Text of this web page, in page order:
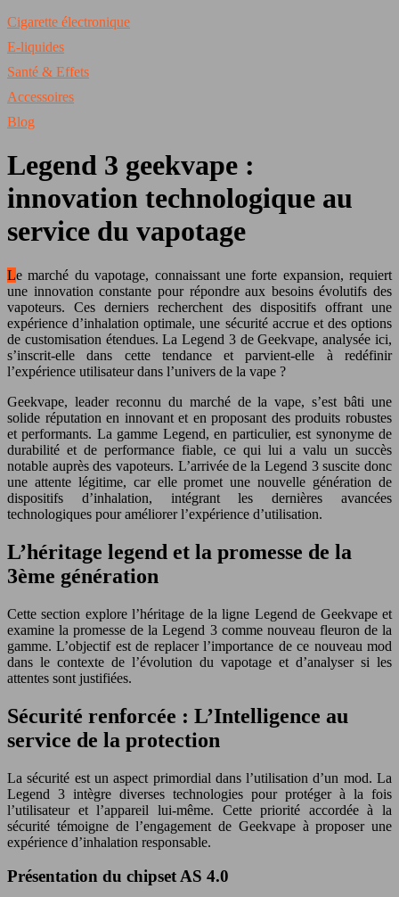
Cigarette électronique
E-liquides
Santé & Effets
Accessoires
Blog
Legend 3 geekvape :
innovation technologique au
service du vapotage
Le marché du vapotage, connaissant une forte expansion, requiert
une innovation constante pour répondre aux besoins évolutifs des
vapoteurs. Ces derniers recherchent des dispositifs offrant une
expérience d’inhalation optimale, une sécurité accrue et des options
de customisation étendues. La Legend 3 de Geekvape, analysée ici,
s’inscrit-elle dans cette tendance et parvient-elle à redéfinir
l’expérience utilisateur dans l’univers de la vape ?
Geekvape, leader reconnu du marché de la vape, s’est bâti une
solide réputation en innovant et en proposant des produits robustes
et performants. La gamme Legend, en particulier, est synonyme de
durabilité et de performance fiable, ce qui lui a valu un succès
notable auprès des vapoteurs. L’arrivée de la Legend 3 suscite donc
une attente légitime, car elle promet une nouvelle génération de
dispositifs d’inhalation, intégrant les dernières avancées
technologiques pour améliorer l’expérience d’utilisation.
L’héritage legend et la promesse de la
3ème génération
Cette section explore l’héritage de la ligne Legend de Geekvape et
examine la promesse de la Legend 3 comme nouveau fleuron de la
gamme. L’objectif est de replacer l’importance de ce nouveau mod
dans le contexte de l’évolution du vapotage et d’analyser si les
attentes sont justifiées.
Sécurité renforcée : L’Intelligence au
service de la protection
La sécurité est un aspect primordial dans l’utilisation d’un mod. La
Legend 3 intègre diverses technologies pour protéger à la fois
l’utilisateur et l’appareil lui-même. Cette priorité accordée à la
sécurité témoigne de l’engagement de Geekvape à proposer une
expérience d’inhalation responsable.
Présentation du chipset AS 4.0